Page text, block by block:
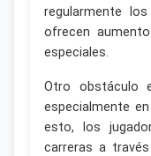
regularmente
ofrecen
especiales.
Otro obstáculo
especialmente
esto, los
carreras a